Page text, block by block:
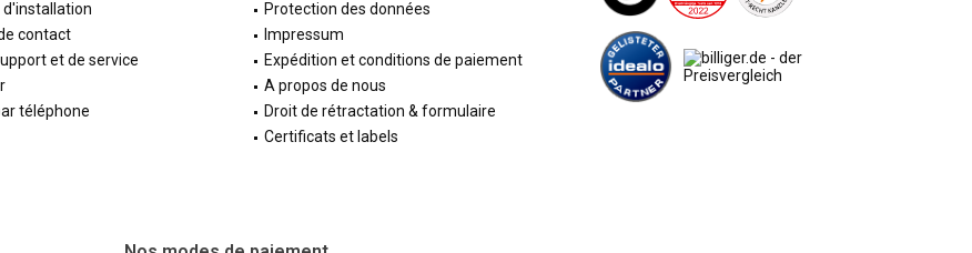
d'installation
contact
et de service
téléphone
Protection des données
Impressum
Expédition et conditions de paiement
A propos de nous
Droit de rétractation & formulaire
Certificats et labels